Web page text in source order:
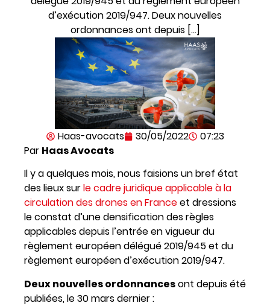
d’exécution 2019/947. Deux nouvelles
ordonnances ont depuis […]
Haas-avocats 30/05/2022
07:23
Par Haas Avocats
Il y a quelques mois, nous faisions un bref état
des lieux surle cadre juridique applicable à la
circulation des drones en Franceet dressions
le constat d’une densification des règles
applicables depuis l’entrée en vigueur du
règlement européen délégué 2019/945 et du
règlement européen d’exécution 2019/947.
Deux nouvelles ordonnancesont depuis été
publiées, le 30 mars dernier :